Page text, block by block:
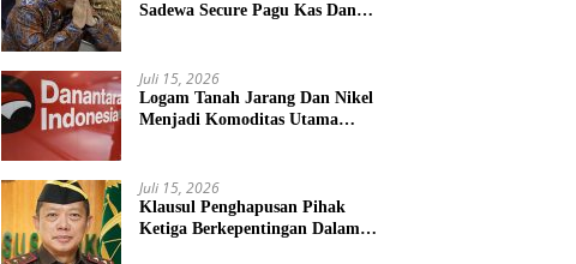
Sadewa Secure Pagu Kas Dan
Juli 15, 2026
Logam Tanah Jarang Dan Nikel
Menjadi Komoditas Utama
Juli 15, 2026
Klausul Penghapusan Pihak
Ketiga Berkepentingan Dalam